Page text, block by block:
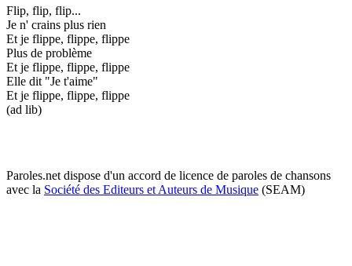
Flip, flip, flip...
Je n' crains plus rien
Et je flippe, flippe, flippe
Plus de problème
Et je flippe, flippe, flippe
Elle dit "Je t'aime"
Et je flippe, flippe, flippe
(ad lib)
Paroles.net dispose d'un accord de licence de paroles de chansons
avec la Société des Editeurs et Auteurs de Musique (SEAM)